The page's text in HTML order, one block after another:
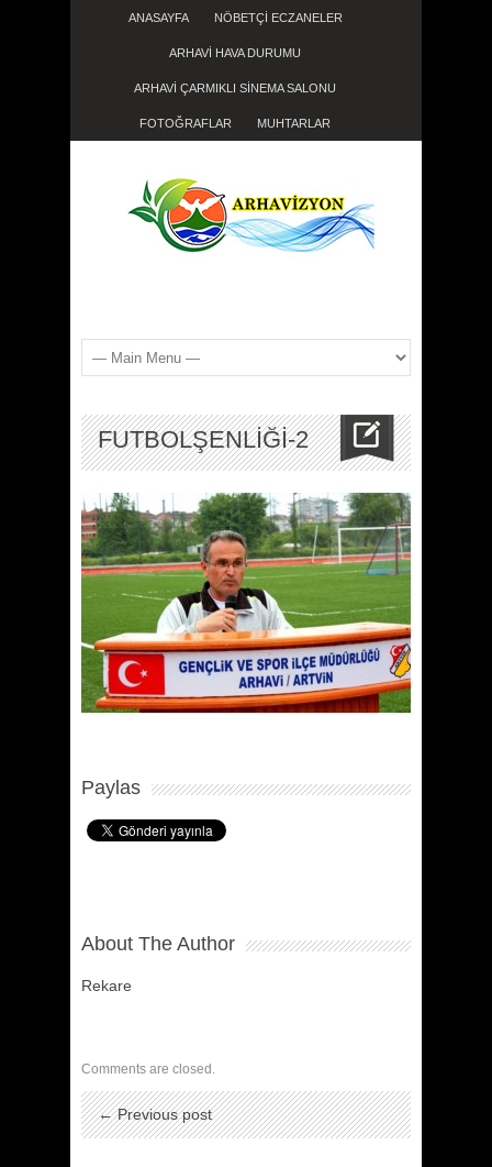
ANASAYFA NÖBETÇİ ECZANELER
ARHAVİ HAVA DURUMU
ARHAVİ ÇARMIKLI SİNEMA SALONU
FOTOĞRAFLAR MUHTARLAR
FUTBOLŞENLIĞI-2
Paylas
About The Author
Rekare
Comments are closed.
← Previous post